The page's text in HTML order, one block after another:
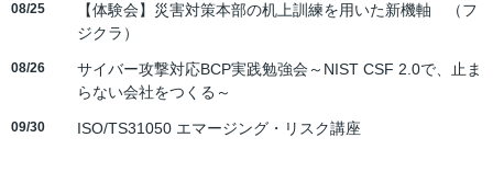
08/25
【体験会】災害対策本部の机上訓練を用いた新機軸 （フ
ジクラ）
08/26
サイバー攻撃対応BCP実践勉強会～NIST CSF 2.0で、止ま
らない会社をつくる～
09/30 ISO/TS31050 エマージング・リスク講座